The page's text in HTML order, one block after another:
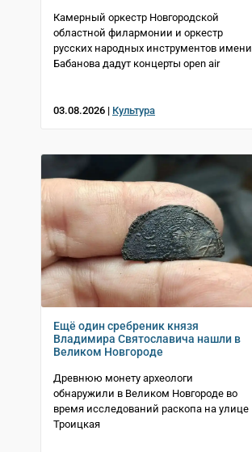
Камерный оркестр Новгородской
областной филармонии и оркестр
русских народных инструментов имени
Бабанова дадут концерты open air
03.08.2026 | Культура
Ещё один сребреник князя
Владимира Святославича нашли в
Великом Новгороде
Древнюю монету археологи
обнаружили в Великом Новгороде во
время исследований раскопа на улице
Троицкая